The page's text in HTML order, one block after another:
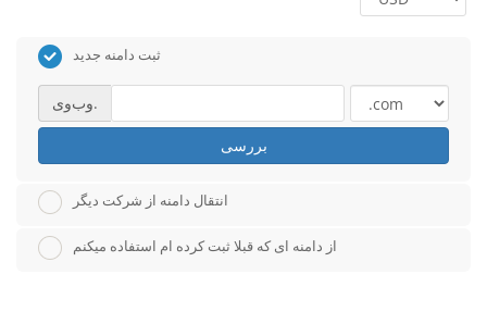
ثبت دامنه جدید
وب‌وی.
بررسی
انتقال دامنه از شرکت دیگر
از دامنه ای که قبلا ثبت کرده ام استفاده میکنم